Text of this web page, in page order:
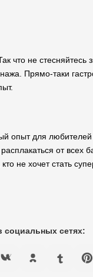
что не
Прямо-таки
опыт для
от
не хочет стать
социальных сетях: